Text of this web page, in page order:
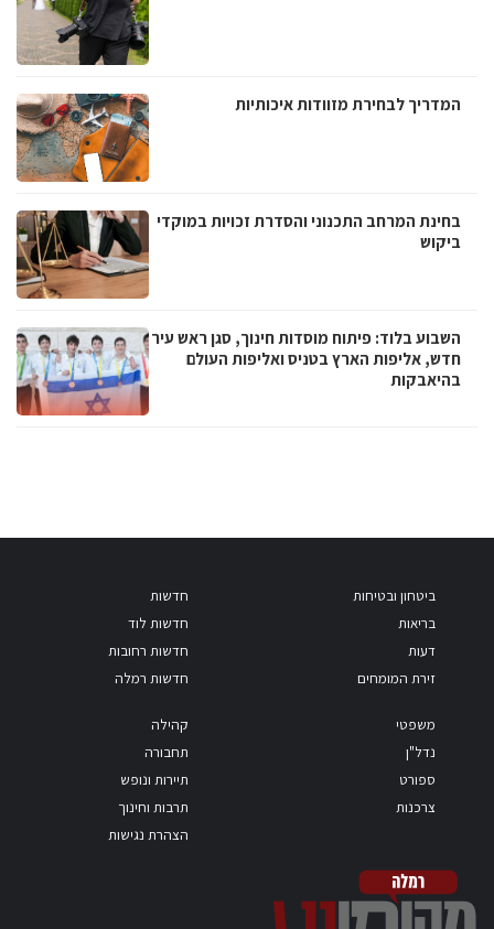
המדריך לבחירת מזוודות איכותיות
בחינת המרחב התכנוני והסדרת זכויות במוקדי
ביקוש
השבוע בלוד: פיתוח מוסדות חינוך, סגן ראש עיר
חדש, אליפות הארץ בטניס ואליפות העולם
בהיאבקות
ביטחון ובטיחות
בריאות
דעות
זירת המומחים
חדשות
חדשות לוד
חדשות רחובות
חדשות רמלה
משפטי
נדל"ן
ספורט
צרכנות
קהילה
תחבורה
תיירות ונופש
תרבות וחינוך
הצהרת נגישות